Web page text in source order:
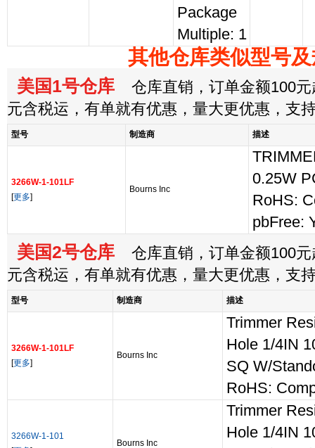
Package
Multiple: 1
其他仓库类似型号
美国1号仓库 仓库直销，订单金额100元
元含税运，有单就有优惠，量大更优惠，支
型号 制造商 描述
3266W-1-101LF
[更多]
Bourns Inc
0.25W
RoHS:
pbFree:
美国2号仓库 仓库直销，订单金额100元
元含税运，有单就有优惠，量大更优惠，支
型号 制造商 描述
3266W-1-101LF
[更多]
Bourns Inc
Trimmer
Hole 1/4IN
SQ W/
RoHS:
3266W-1-101
Bourns Inc
Trimmer
Hole 1/4IN